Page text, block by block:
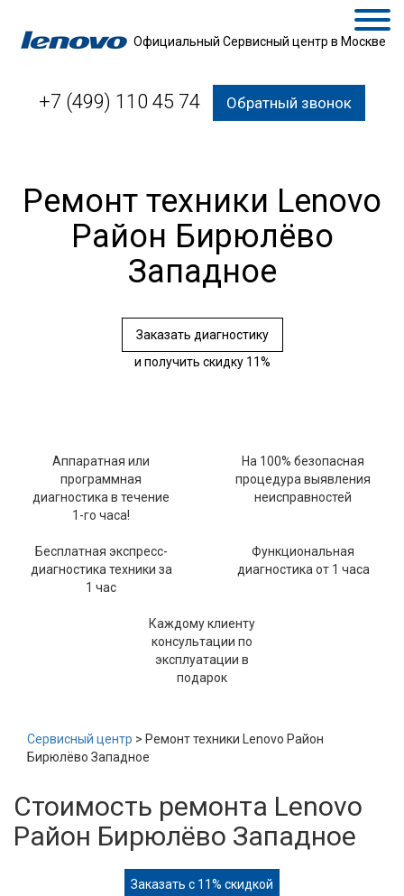
Официальный Сервисный центр в Москве
+7 (499) 110 45 74 Обратный звонок
Ремонт техники Lenovo
Район Бирюлёво
Западное
Заказать диагностику
и получить скидку 11%
Аппаратная или
программная
диагностика в течение
1-го часа!
На 100% безопасная
процедура выявления
неисправностей
Бесплатная экспресс-
диагностика техники за
1 час
Функциональная
диагностика от 1 часа
Каждому клиенту
консультации по
эксплуатации в
подарок
Сервисный центр > Ремонт техники Lenovo Район
Бирюлёво Западное
Стоимость ремонта Lenovo
Район Бирюлёво Западное
Заказать с 11% скидкой